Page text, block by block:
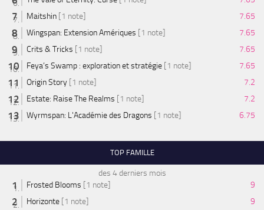
Maitshin [1 note]
7.65
Wingspan: Extension Amériques [1 note]
7.65
Crits & Tricks [1 note]
7.65
Feya’s Swamp : exploration et stratégie [1 note]
7.65
Origin Story [1 note]
7.2
Estate: Raise The Realms [1 note]
7.2
Wyrmspan: L'Académie des Dragons [1 note] 6.75
TOP FAMILLE
des 4 derniers mois
Frosted Blooms [1 note]
9
Horizonte [1 note]
9